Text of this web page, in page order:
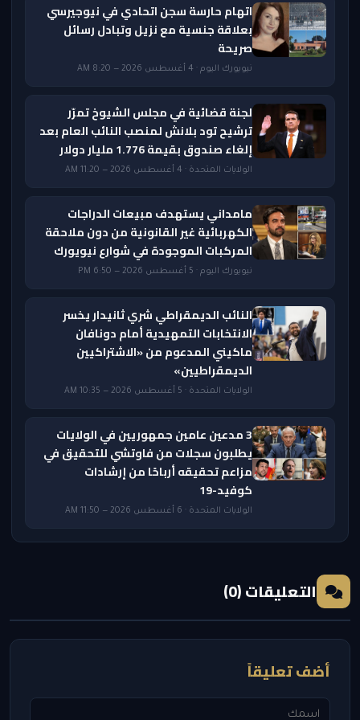
اتهام حارسة سجن اتحادي في نيوجيرسي
بعلاقة جنسية مع نزيل وتبادل رسائل
صريحة
نيويورك اليوم · 4 أغسطس 2026 — 8:20 AM
لجنة قضائية في مجلس الشيوخ تمرّر
ترشيح تود بلانش لمنصب النائب العام بعد
إلغاء صندوق بقيمة 1.776 مليار دولار
الولايات المتحدة · 4 أغسطس 2026 — 11:20 AM
مامداني يستهدف مبيعات الدراجات
الكهربائية غير القانونية من دون ملاحقة
المركبات الموجودة في شوارع نيويورك
نيويورك اليوم · 5 أغسطس 2026 — 6:50 PM
النائب الديمقراطي شري ثانيدار يخسر
الانتخابات التمهيدية أمام دونافان
ماكيني المدعوم من «الاشتراكيين
الديمقراطيين»
الولايات المتحدة · 5 أغسطس 2026 — 10:35 AM
3 مدعين عامين جمهوريين في الولايات
يطلبون سجلات من فاوتشي للتحقيق في
مزاعم تحقيقه أرباحًا من إرشادات
كوفيد-19
الولايات المتحدة · 6 أغسطس 2026 — 11:50 AM
التعليقات (0)
أضف تعليقاً